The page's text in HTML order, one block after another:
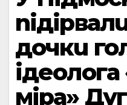
дочкu
ідеолога
міра»